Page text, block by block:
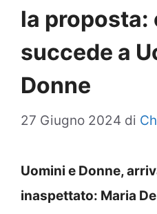
la proposta:
succede a
Donne
27 Giugno 2024 di
Uomini e Donne,
inaspettato: Maria